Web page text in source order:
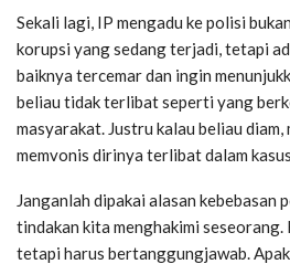
Sekali lagi, IP mengadu ke polisi
korupsi yang sedang terjadi, tetapi
baiknya tercemar dan ingin
beliau tidak terlibat seperti yang
masyarakat. Justru kalau beliau diam,
memvonis dirinya terlibat dalam
Janganlah dipakai alasan kebebasan
tindakan kita menghakimi seseorang.
tetapi harus bertanggungjawab.